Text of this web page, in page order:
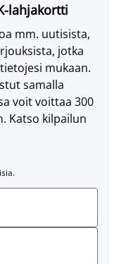
lahjakortti
mm. uutisista,
jotka
mukaan.
samalla
voit voittaa 300
Katso kilpailun